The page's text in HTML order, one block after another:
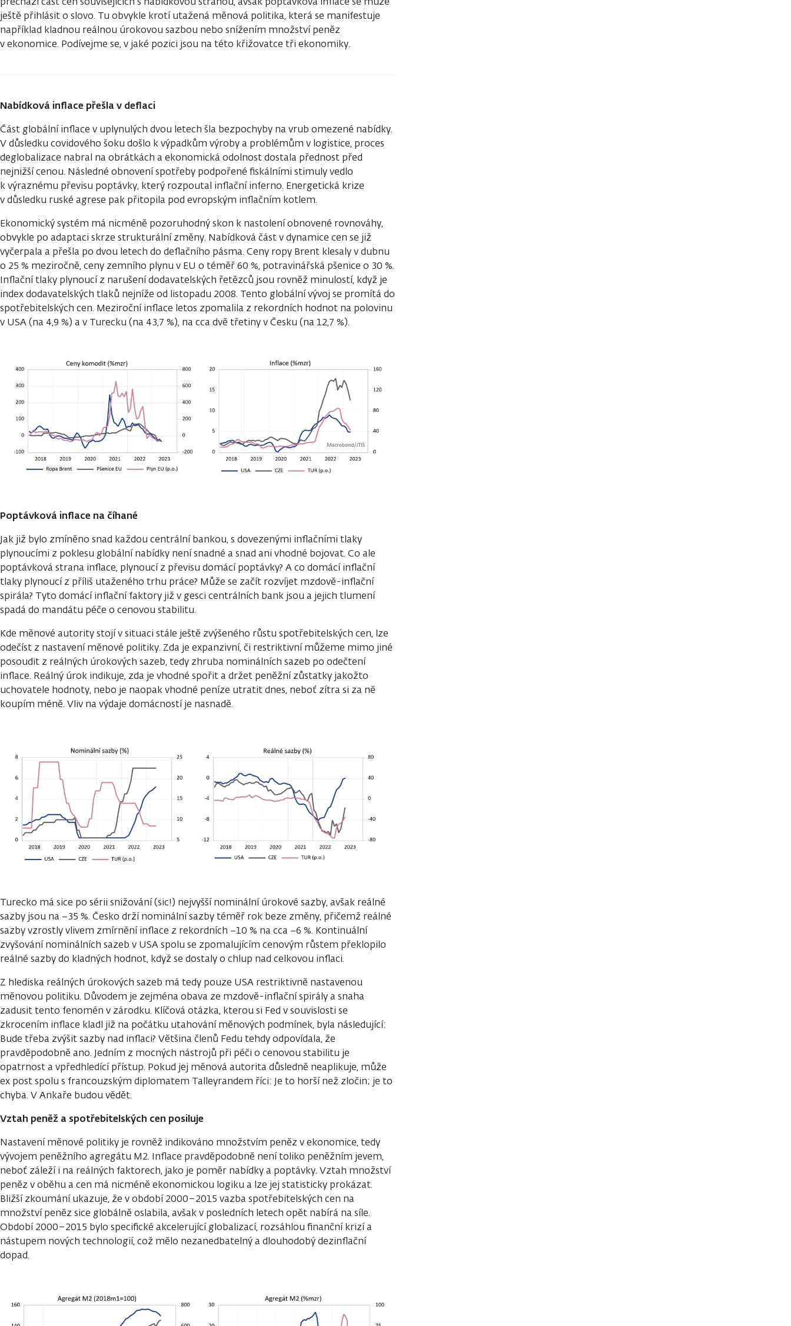
ještě přihlásit o slovo. Tu obvykle krotí utažená měnová politika, která se manifestuje
například kladnou reálnou úrokovou sazbou nebo snížením množství peněz
v ekonomice. Podívejme se, v jaké pozici jsou na této křižovatce tři ekonomiky.
Nabídková inflace přešla v deflaci
Část globální inflace v uplynulých dvou letech šla bezpochyby na vrub omezené nabídky.
V důsledku covidového šoku došlo k výpadkům výroby a problémům v logistice, proces
deglobalizace nabral na obrátkách a ekonomická odolnost dostala přednost před
nejnižší cenou. Následné obnovení spotřeby podpořené fiskálními stimuly vedlo
k výraznému převisu poptávky, který rozpoutal inflační inferno. Energetická krize
v důsledku ruské agrese pak přitopila pod evropským inflačním kotlem.
Ekonomický systém má nicméně pozoruhodný skon k nastolení obnovené rovnováhy,
obvykle po adaptaci skrze strukturální změny. Nabídková část v dynamice cen se již
vyčerpala a přešla po dvou letech do deflačního pásma. Ceny ropy Brent klesaly v dubnu
o 25 % meziročně, ceny zemního plynu v EU o téměř 60 %, potravinářská pšenice o 30 %.
Inflační tlaky plynoucí z narušení dodavatelských řetězců jsou rovněž minulostí, když je
index dodavatelských tlaků nejníže od listopadu 2008. Tento globální vývoj se promítá do
spotřebitelských cen. Meziroční inflace letos zpomalila z rekordních hodnot na polovinu
v USA (na 4,9 %) a v Turecku (na 43,7 %), na cca dvě třetiny v Česku (na 12,7 %).
Poptávková inflace na číhané
Jak již bylo zmíněno snad každou centrální bankou, s dovezenými inflačními tlaky
plynoucími z poklesu globální nabídky není snadné a snad ani vhodné bojovat. Co ale
poptávková strana inflace, plynoucí z převisu domácí poptávky? A co domácí inflační
tlaky plynoucí z příliš utaženého trhu práce? Může se začít rozvíjet mzdově-inflační
spirála? Tyto domácí inflační faktory již v gesci centrálních bank jsou a jejich tlumení
spadá do mandátu péče o cenovou stabilitu.
Kde měnové autority stojí v situaci stále ještě zvýšeného růstu spotřebitelských cen, lze
odečíst z nastavení měnové politiky. Zda je expanzivní, či restriktivní můžeme mimo jiné
posoudit z reálných úrokových sazeb, tedy zhruba nominálních sazeb po odečtení
inflace. Reálný úrok indikuje, zda je vhodné spořit a držet peněžní zůstatky jakožto
uchovatele hodnoty, nebo je naopak vhodné peníze utratit dnes, neboť zítra si za ně
koupím méně. Vliv na výdaje domácností je nasnadě.
Turecko má sice po sérii snižování (sic!) nejvyšší nominální úrokové sazby, avšak reálné
sazby jsou na −35 %. Česko drží nominální sazby téměř rok beze změny, přičemž reálné
sazby vzrostly vlivem zmírnění inflace z rekordních −10 % na cca −6 %. Kontinuální
zvyšování nominálních sazeb v USA spolu se zpomalujícím cenovým růstem překlopilo
reálné sazby do kladných hodnot, když se dostaly o chlup nad celkovou inflaci.
Z hlediska reálných úrokových sazeb má tedy pouze USA restriktivně nastavenou
měnovou politiku. Důvodem je zejména obava ze mzdově-inflační spirály a snaha
zadusit tento fenomén v zárodku. Klíčová otázka, kterou si Fed v souvislosti se
zkrocením inflace kladl již na počátku utahování měnových podmínek, byla následující:
Bude třeba zvýšit sazby nad inflaci? Většina členů Fedu tehdy odpovídala, že
pravděpodobně ano. Jedním z mocných nástrojů při péči o cenovou stabilitu je
opatrnost a vpředhledící přístup. Pokud jej měnová autorita důsledně neaplikuje, může
ex post spolu s francouzským diplomatem Talleyrandem říci: Je to horší než zločin; je to
chyba. V Ankaře budou vědět.
Vztah peněž a spotřebitelských cen posiluje
Nastavení měnové politiky je rovněž indikováno množstvím peněz v ekonomice, tedy
vývojem peněžního agregátu M2. Inflace pravděpodobně není toliko peněžním jevem,
neboť záleží i na reálných faktorech, jako je poměr nabídky a poptávky. Vztah množství
peněz v oběhu a cen má nicméně ekonomickou logiku a lze jej statisticky prokázat.
Bližší zkoumání ukazuje, že v období 2000–2015 vazba spotřebitelských cen na
množství peněz sice globálně oslabila, avšak v posledních letech opět nabírá na síle.
Období 2000–2015 bylo specifické akcelerující globalizací, rozsáhlou finanční krizí a
nástupem nových technologií, což mělo nezanedbatelný a dlouhodobý dezinflační
dopad.